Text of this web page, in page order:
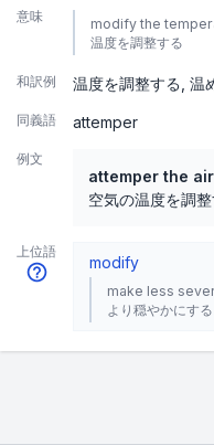
意味
modify the
温度を調整する
和訳例 温度を調整する 温
同義語 attemper
例文
attemper the air
空気の温度を調整
上位語
modify
make less
より穏やかにす